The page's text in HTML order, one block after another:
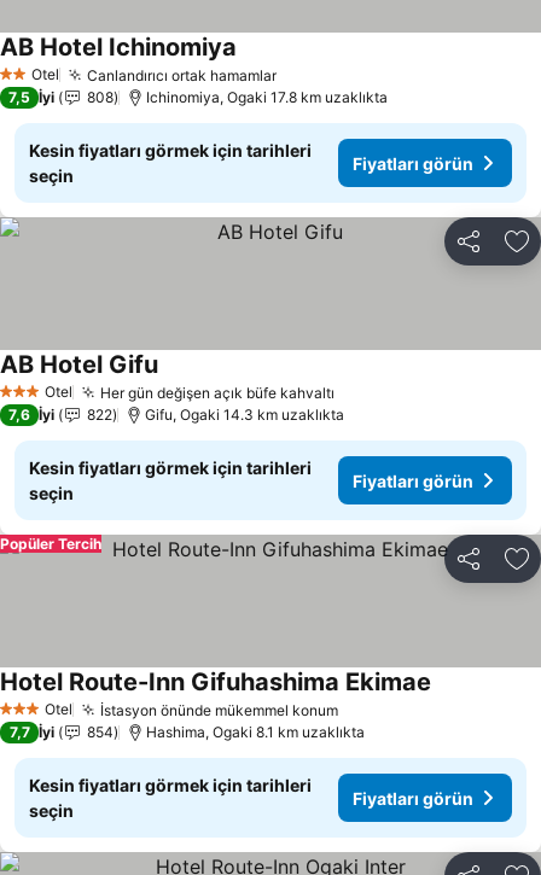
2 Yıldız
Otel Canlandırıcı ortak hamamlarFiyatları görün
AB Hotel Ichinomiya
7,5 İyi 808 Ichinomiya, Ogaki 17.8 km uzaklıkta
Kesin fiyatları görmek için tarihleri
seçin
Fiyatları görün
Paylaş
3 YıldızOtel Her gün değişen açık büfe kahvaltı
AB Hotel GifuFiyatları görün
7,6 İyi 822 Gifu, Ogaki 14.3 km uzaklıkta
Kesin fiyatları görmek için tarihleri
seçin
Fiyatları görün
Paylaş
Popüler Tercih
3 YıldızOtel İstasyon önünde mükemmel konumFiyatları görün
Hotel Route-Inn Gifuhashima Ekimae
7,7 İyi 854 Hashima, Ogaki 8.1 km uzaklıkta
Kesin fiyatları görmek için tarihleri
seçin
Fiyatları görün